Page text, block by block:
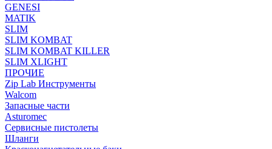
GENESI
MATIK
SLIM
SLIM KOMBAT
SLIM KOMBAT KILLER
SLIM XLIGHT
ПРОЧИЕ
Zip Lab Инструменты
Walсom
Запасные части
Asturomec
Сервисные пистолеты
Шланги